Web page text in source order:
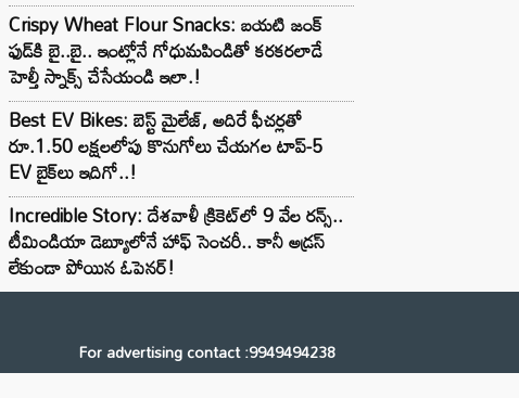
Crispy Wheat Flour Snacks: బయటి జంక్
ఫుడ్‌కి బై..బై.. ఇంట్లోనే గోధుమపిండితో కరకరలాడే
హెల్తీ స్నాక్స్ చేసేయండి ఇలా.!
Best EV Bikes: బెస్ట్ మైలేజ్, అదిరే ఫీచర్లతో
రూ.1.50 లక్షలలోపు కొనుగోలు చేయగల టాప్-5
EV బైక్‌లు ఇదిగో..!
Incredible Story: దేశవాళీ క్రికెట్‌లో 9 వేల రన్స్..
టీమిండియా డెబ్యూలోనే హాఫ్ సెంచరీ.. కానీ అడ్రస్
లేకుండా పోయిన ఓపెనర్!
For advertising contact :9949494238
Email: digital@ntvnetwork.com